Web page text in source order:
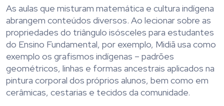
As aulas que misturam matemática e cultura indígena
abrangem conteúdos diversos. Ao lecionar sobre as
propriedades do triângulo isósceles para estudantes
do Ensino Fundamental, por exemplo, Midiã usa como
exemplo os grafismos indígenas – padrões
geométricos, linhas e formas ancestrais aplicados na
pintura corporal dos próprios alunos, bem como em
cerâmicas, cestarias e tecidos da comunidade.